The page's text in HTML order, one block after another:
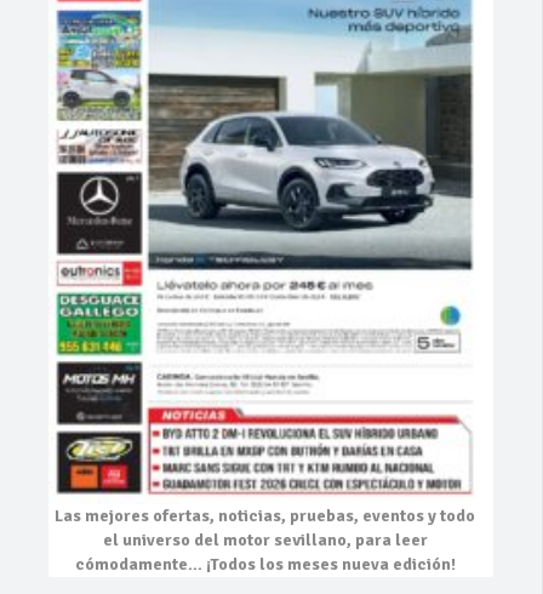
Las mejores ofertas, noticias, pruebas, eventosy todo
el universo del motor sevillano, para leer
cómodamente… ¡Todos los meses nueva edición!